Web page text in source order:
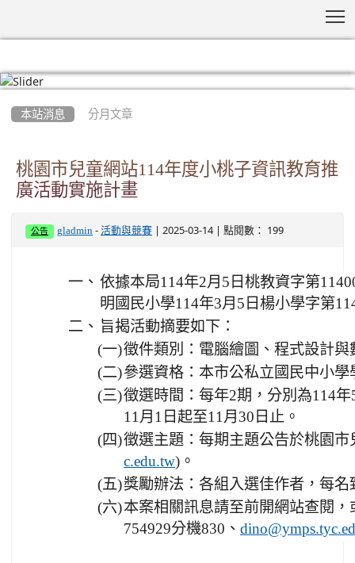
本站消息 分月文章
桃園市兒童網站114年度小桃子資訊教育推
廣活動實施計畫
公告 gladmin -活動與競賽 | 2025-03-14 | 點閱數： 199
一、 依據本局114年2月5日桃教資字第
明國民小學114年3月5日楊小學字第
二、 旨揭活動摘要如下：
(一)徵件類別：電腦繪圖、程式設計與
(二)參選資格：本市公私立國民中小學
(三)徵選時間：每年2期，分別為114
11月1日起至11月30日止。
(四)徵選主題：每期主題公告於桃園市
c.edu.tw)。
(五)獎勵辦法：各組入選佳作者，每
(六)本案相關訊息請至前開網站查閱
754929分機830、